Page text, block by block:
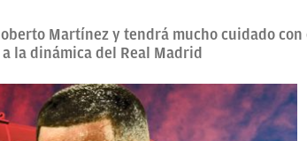
Martínez y tendrá mucho cuidado
la dinámica del Real Madrid